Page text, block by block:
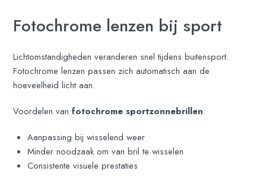
Fotochrome lenzen bij sport
Lichtomstandigheden veranderen snel tijdens buitensport.
Fotochrome lenzen passen zich automatisch aan de
hoeveelheid licht aan.
Voordelen vanfotochrome sportzonnebrillen:
Aanpassing bij wisselend weer
Minder noodzaak om van bril te wisselen
Consistente visuele prestaties